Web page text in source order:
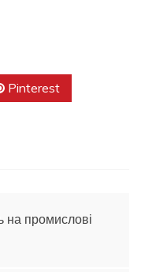
Pinterest
на промислові